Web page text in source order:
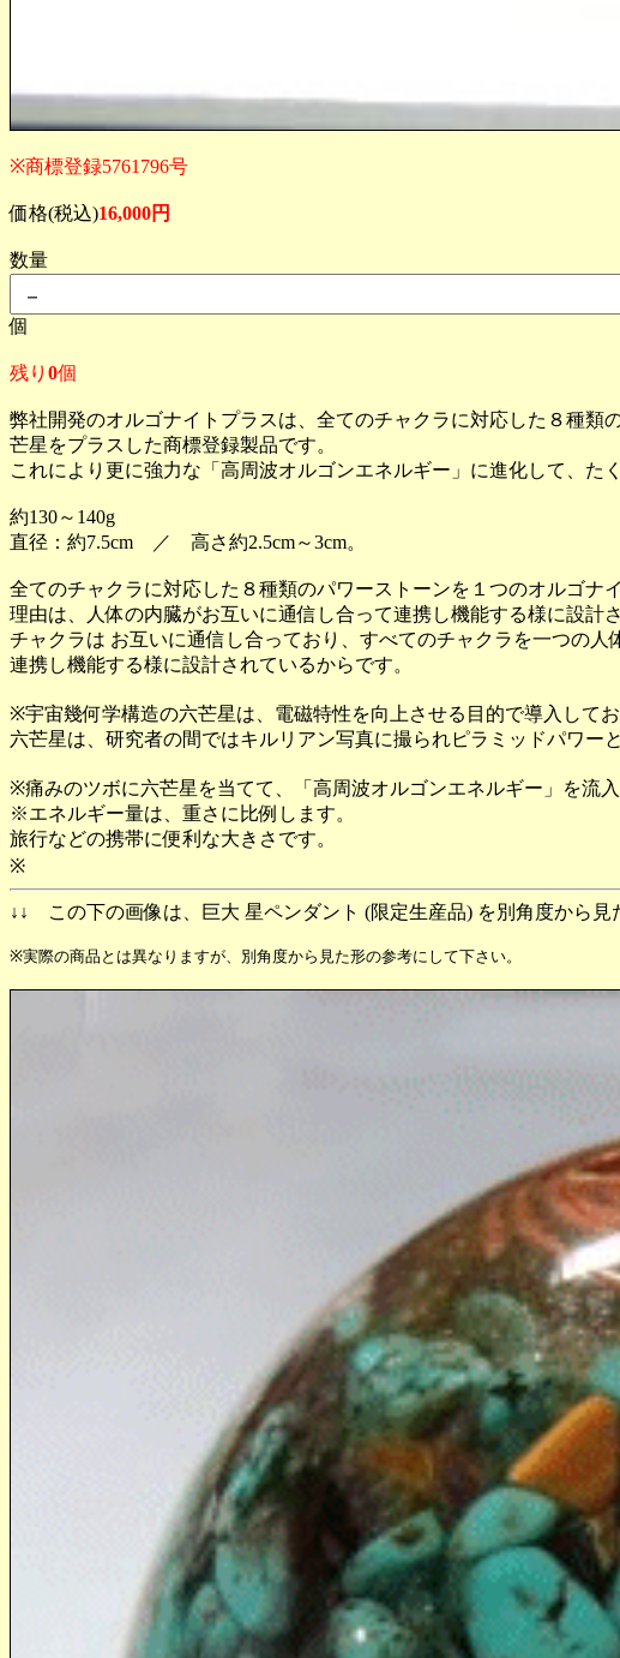
※商標登録5761796号
価格(税込)16,000円
数量
個
残り 0個
弊社開発のオルゴナイトプラスは、全てのチャクラに対応した８種
芒星をプラスした商標登録製品です。
これにより更に強力な「高周波オルゴンエネルギー」に進化して、た
約130～140g
直径：約7.5cm ／ 高さ約2.5cm～3cm。
全てのチャクラに対応した８種類のパワーストーンを１つのオルゴナ
理由は、人体の内臓がお互いに通信し合って連携し機能する様に設計
チャクラは お互いに通信し合っており、すべてのチャクラを一つの人
連携し機能する様に設計されているからです。
※宇宙幾何学構造の六芒星は、電磁特性を向上させる目的で導入してお
六芒星は、研究者の間ではキルリアン写真に撮られピラミッドパワー
※痛みのツボに六芒星を当てて、「高周波オルゴンエネルギー」を流入
※エネルギー量は、重さに比例します。
旅行などの携帯に便利な大きさです。
※
↓↓ この下の画像は、巨大 星ペンダント (限定生産品) を別角度から見
※実際の商品とは異なりますが、別角度から見た形の参考にして下さい。